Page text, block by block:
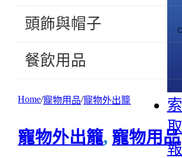
索
取
報
頭飾與帽子
餐飲用品
Home 寵物用品 寵物外出籠
寵物外出籠, 寵物用品